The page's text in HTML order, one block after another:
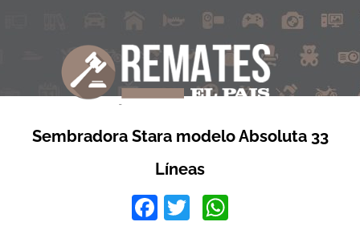
Sembradora Stara modelo Absoluta 33
Líneas
Facebook
Twitter